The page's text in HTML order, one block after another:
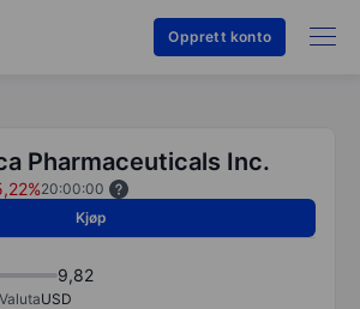
Opprett konto
Pharmaceuticals Inc.
20:00:00
Kjøp
9,82
ValutaUSD